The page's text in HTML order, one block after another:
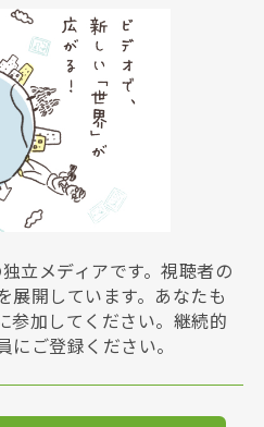
立メディアです。視聴者の
展開しています。あなたも
参加してください。継続的
ご登録ください。